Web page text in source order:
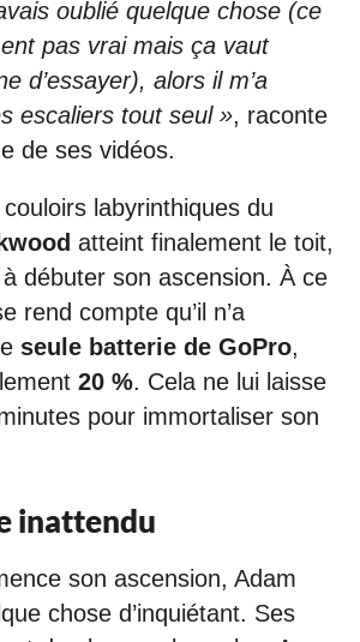
oublié quelque chose (ce
pas vrai mais ça vaut
d’essayer), alors il m’a
escaliers tout seul », raconte
de ses vidéos.
labyrinthiques du
atteint finalement le toit,
à débuter son ascension. À ce
rend compte qu’il n’a
seule batterie de GoPro,
20 %. Cela ne lui laisse
pour immortaliser son
inattendu
son ascension, Adam
chose d’inquiétant. Ses